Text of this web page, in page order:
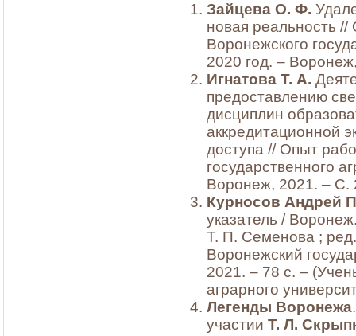
Зайцева О. Ф.
новая реальность
Воронежского
2020 год. –
Игнатова Т. А.
предоставлению
дисциплин
аккредитационной
доступа // Опыт
государственного
Воронеж, 2021. – С.
Курносов Андрей
указатель /
Т. П. Семенова ;
Воронежский
2021. – 78 с. –
аграрного
Легенды Воронежа
участии Т. Л.